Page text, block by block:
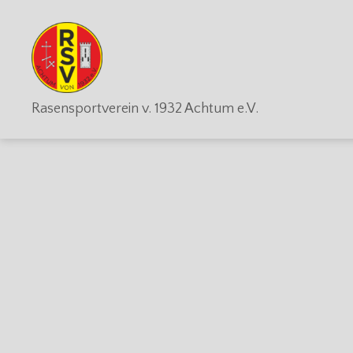
RSV
Achtum
Rasensportverein v. 1932 Achtum e.V.